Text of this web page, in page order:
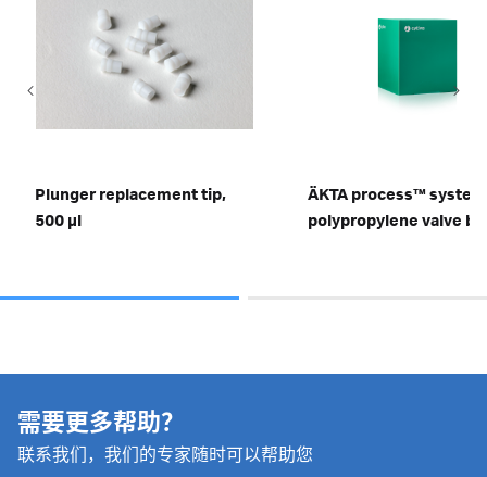
Plunger replacement tip,
500 µl
ÄKTA process™ system
polypropylene valve
需要更多帮助？
联系我们，我们的专家随时可以帮助您